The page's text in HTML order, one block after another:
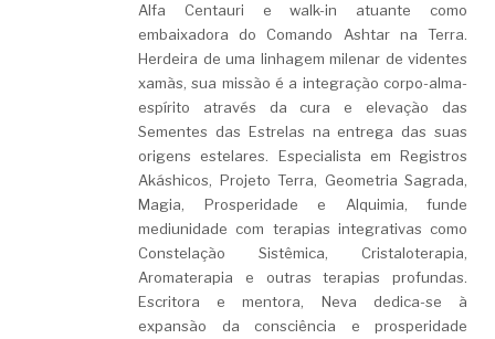
Alfa Centauri e walk-in atuante como
embaixadora do Comando Ashtar na Terra.
Herdeira de uma linhagem milenar de videntes
xamãs, sua missão é a integração corpo-alma-
espírito através da cura e elevação das
Sementes das Estrelas na entrega das suas
origens estelares. Especialista em Registros
Akáshicos, Projeto Terra, Geometria Sagrada,
Magia, Prosperidade e Alquimia, funde
mediunidade com terapias integrativas como
Constelação Sistêmica, Cristaloterapia,
Aromaterapia e outras terapias profundas.
Escritora e mentora, Neva dedica-se à
expansão da consciência e prosperidade